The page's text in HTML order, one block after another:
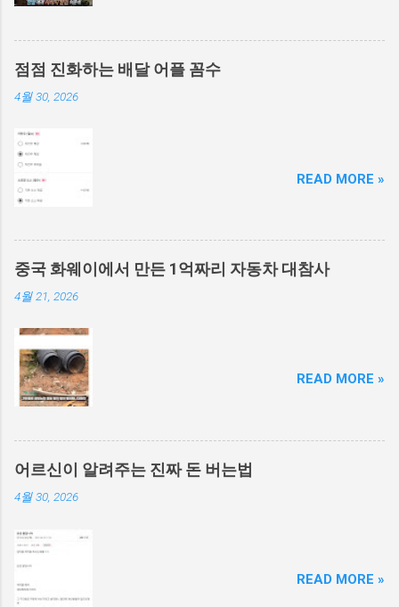
점점 진화하는 배달 어플 꼼수
4월 30, 2026
READ MORE »
중국 화웨이에서 만든 1억짜리 자동차 대참사
4월 21, 2026
READ MORE »
어르신이 알려주는 진짜 돈 버는법
4월 30, 2026
READ MORE »